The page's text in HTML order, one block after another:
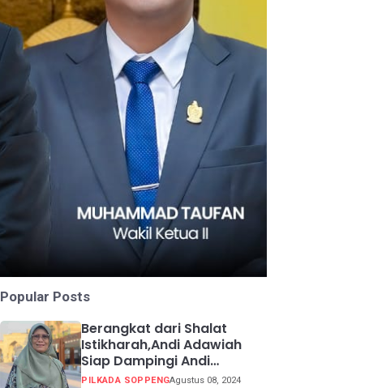
Popular Posts
Berangkat dari Shalat
Istikharah,Andi Adawiah
Siap Dampingi Andi
Mapparemma
PILKADA SOPPENGAgustus 08, 2024